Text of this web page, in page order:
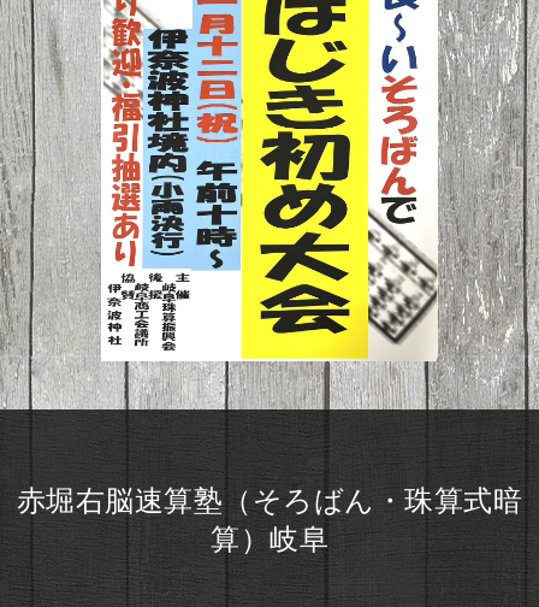
赤堀右脳速算塾（そろばん・珠算式暗
算）岐阜